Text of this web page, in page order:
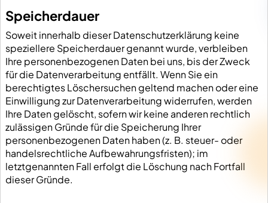
Speicherdauer
Soweit innerhalb dieser Datenschutzerklärung keine
speziellere Speicherdauer genannt wurde, verbleiben
Ihre personenbezogenen Daten bei uns, bis der Zweck
für die Datenverarbeitung entfällt. Wenn Sie ein
berechtigtes Löschersuchen geltend machen oder eine
Einwilligung zur Datenverarbeitung widerrufen, werden
Ihre Daten gelöscht, sofern wir keine anderen rechtlich
zulässigen Gründe für die Speicherung Ihrer
personenbezogenen Daten haben (z. B. steuer- oder
handelsrechtliche Aufbewahrungsfristen); im
letztgenannten Fall erfolgt die Löschung nach Fortfall
dieser Gründe.